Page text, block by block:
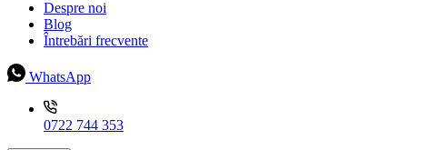
Despre noi
Blog
Întrebări frecvente
WhatsApp
0722 744 353